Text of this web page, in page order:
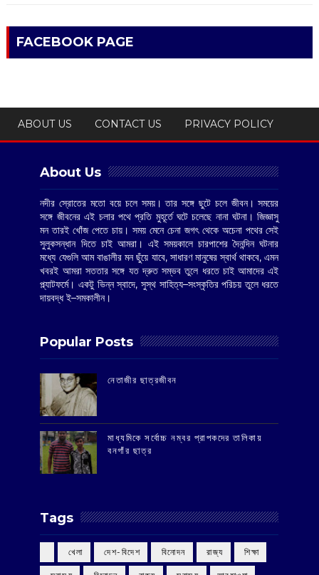
FACEBOOK PAGE
ABOUT US CONTACT US PRIVACY POLICY
About Us
নদীর স্রোতের মতো বয়ে চলে সময়। তার সঙ্গে ছুটে চলে জীবন। সময়ের
সঙ্গে জীবনের এই চলার পথে প্রতি মুহূর্তে ঘটে চলেছে নানা ঘটনা। জিজ্ঞাসু
মন তারই খোঁজ পেতে চায়। সময় মেনে চেনা জগৎ থেকে অচেনা পথের সেই
সুলুকসন্ধান দিতে চাই আমরা। এই সময়কালে চারপাশের দৈনন্দিন ঘটনার
মধ্যে যেগুলি আম বাঙালীর মন ছুঁয়ে যাবে, সাধারণ মানুষের স্বার্থ থাকবে, এমন
খবরই আমরা সততার সঙ্গে যত দ্রুত সম্ভব তুলে ধরতে চাই আমাদের এই
প্ল্যাটফর্মে। একটু ভিন্ন স্বাদে, সুস্থ সাহিত্য–সংস্কৃতির পরিচয় তুলে ধরতে
দায়বদ্ধ ই–সমকালীন।
Popular Posts
‌নেতাজীর ছাত্রজীবন
মাধ্যমিকে সর্বোচ্চ নম্বর প্রাপকদের তালিকায়
বনগাঁর ছাত্র
Tags
‌ খেলা ‌ দেশ-বিদেশ ‌ বিনোদন ‌ রাজ্য ‌ শিক্ষা